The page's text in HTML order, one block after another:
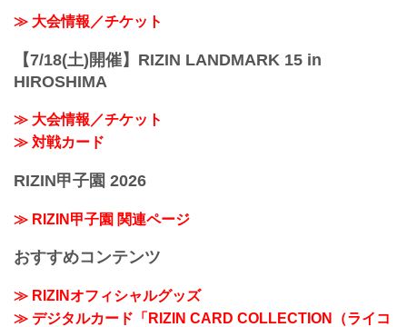
≫ 大会情報／チケット
【7/18(土)開催】RIZIN LANDMARK 15 in
HIROSHIMA
≫ 大会情報／チケット
≫ 対戦カード
RIZIN甲子園 2026
≫ RIZIN甲子園 関連ページ
おすすめコンテンツ
≫ RIZINオフィシャルグッズ
≫ デジタルカード「RIZIN CARD COLLECTION（ライコ